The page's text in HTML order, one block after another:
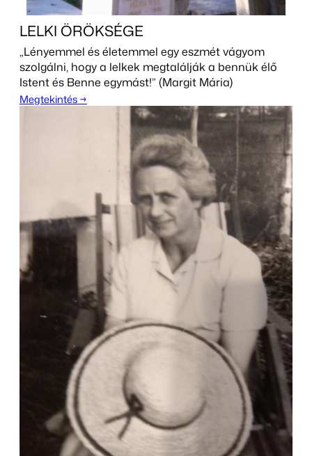
LELKI ÖRÖKSÉGE
„Lényemmel és életemmel egy eszmét vágyom
szolgálni, hogy a lelkek megtalálják a bennük élő
Istent és Benne egymást!” (Margit Mária)
Megtekintés →